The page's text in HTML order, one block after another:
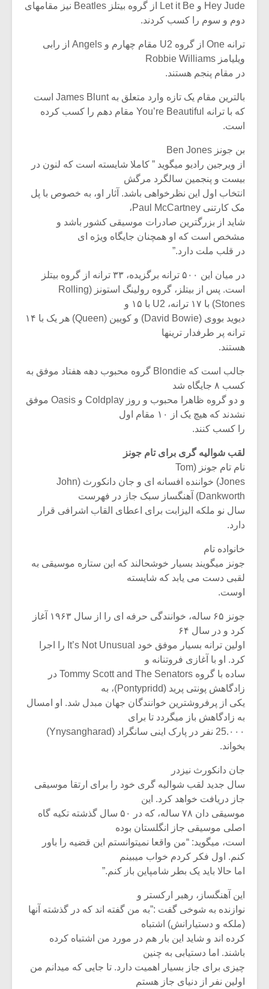
Hey Jude و Let it Be از گروه بیتلز Beatles نیز مقامهای
دوم و سوم را کسب کردند.
ترانه One از گروه U2 مقام چهارم و Angels از رابی
ویلیامز Robbie Williams
در مقام پنجم هستند.
بالترین مقام یک تازه وارد متعلق به James Blunt است
که با ترانه You’re Beautiful مقام دهم را کسب کرده
است.
بن جونز Ben Jones
از ویرجین رادیو میگوید ” کاملا شایسته است که لنون در
بیست و پنجمین سالگرد مرگش
انتخاب اول این نظرخواهی باشد. آثار او، به خصوص با پل
مک کارتنی Paul McCartney،
شاید از بزرگترین صادرات موسیقی کشور باشد و
مشخص است که او همچنان جایگاه ویژه ای
در قلب ملت دارد.”
در میان این ۵۰۰ ترانه برگزیده، ۳۳ ترانه از گروه بیتلز
است. پس از بیتلز، گروه رولینگ استونز (Rolling
Stones) با ۱۷ ترانه، U2 با ۱۵ و
دیوید بووی (David Bowie) و کویین (Queen) هر یک با ۱۴
ترانه پر طرفدار ترینها
هستند.
جالب است که Blondie گروه محبوب دهه هفتاد موفق به
کسب ۸ جایگاه شد
و دو گروه ظاهرا محبوب و روز Coldplay و Oasis موفق
نشدند که هیچ یک از ۱۰ مقام اول
را کسب کنند.
لقب شوالیه گری برای تام جونز
نام تام جونز (Tom
Jones) خواننده افسانه ای و جان دانکورث (John
Dankworth) آهنگساز سبک جاز در فهرست
سال نو ملکه الیزابت برای اعطای القاب اشرافی قرار
دارد.
خانواده تام
جونز میگویند بسیار خوشحالند که این ستاره موسیقی به
لقبی دست می یابد که شایسته
اوست.
جونز ۶۵ ساله، خوانندگی حرفه ای را از سال ۱۹۶۳ آغاز
کرد و در سال ۶۴
اولین ترانه بسیار موفق خود It’s Not Unusual را اجرا
کرد. او با آغازی فروتنانه و
ساده با گروه Tommy Scott and The Senators در
زادگاهش پونتی پرید (Pontypridd)، به
یکی از پرفروشترین خوانندگان جهان مبدل شد. او امسال
به زادگاهش باز میگردد تا برای
25.۰۰۰ نفر در پارک اینی سانگراد (Ynysangharad)
بخواند.
جان دانکورث نیزدر
سال جدید لقب شوالیه گری خود را برای ارتقا موسیقی
جاز دریافت خواهد کرد. این
موسیقی دان ۷۸ ساله، که در ۵۰ سال گذشته تکیه گاه
اصلی موسیقی جاز انگلستان بوده
است، میگوید: “من واقعا نمیتوانستم این قضیه را باور
کنم. اول فکر کردم خواب میبینم
اما حالا باید یک بطر شامپاین باز کنم.”
این آهنگساز، رهبر ارکستر و
نوازنده به شوخی گفت :”به من گفته اند که در گذشته آنها
(ملکه و دستیارانش) اشتباه
کرده اند و شاید این بار هم در مورد من اشتباه کرده
باشند. اما دستیابی به چنین
چیزی برای جاز بسیار اهمیت دارد. تا جایی که میدانم من
اولین نفر از دنیای جاز هستم
میکلوش روژا
یادداشتی بر موسیقی
متن فیلم «متری
شیش و نیم»
اگر نمی توانی
مشهورترین باشی،
بدنام ترین باش
موریس ژار
موسیقی
برگزار